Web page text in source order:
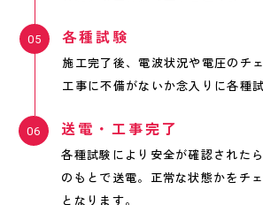
各種試験
施工完了後、電波状況や電圧のチ
工事に不備がないか念入りに各種
送電・工事完了
各種試験により安全が確認された
のもとで送電。正常な状態かをチ
となります。